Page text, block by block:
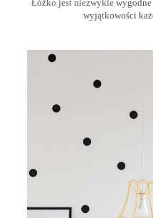
Łóżko jest niezwykle
wyjątkowości